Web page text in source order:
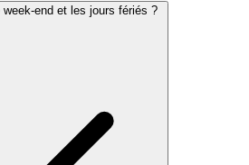
end et les jours fériés ?